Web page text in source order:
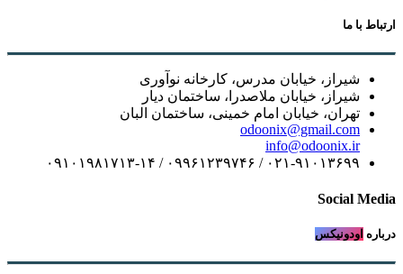
ارتباط با ما
شیراز، خیابان مدرس، کارخانه نوآوری
شیراز، خیابان ملاصدرا، ساختمان دیار
تهران، خیابان امام خمینی، ساختمان البان
odoonix@gmail.com
info@odoonix.ir
۰۲۱-۹۱۰۱۳۶۹۹ / ۰۹۹۶۱۲۳۹۷۴۶ / ۰۹۱۰۱۹۸۱۷۱۳-۱۴
Social Media
درباره اودونیکس